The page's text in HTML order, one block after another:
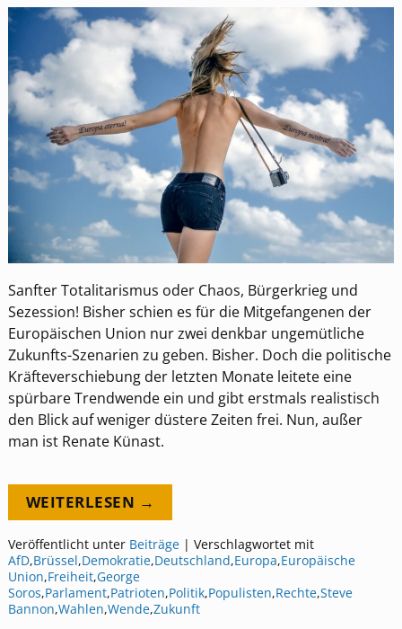
Sanfter Totalitarismus oder Chaos, Bürgerkrieg und
Sezession! Bisher schien es für die Mitgefangenen der
Europäischen Union nur zwei denkbar ungemütliche
Zukunfts-Szenarien zu geben. Bisher. Doch die politische
Kräfteverschiebung der letzten Monate leitete eine
spürbare Trendwende ein und gibt erstmals realistisch
den Blick auf weniger düstere Zeiten frei. Nun, außer
man ist Renate Künast.
WEITERLESEN →
Veröffentlicht unter Beiträge| Verschlagwortet mit
AfD,Brüssel,Demokratie,Deutschland,Europa,Europäische
Union,Freiheit,George
Soros,Parlament,Patrioten,Politik,Populisten,Rechte,Steve
Bannon,Wahlen,Wende,Zukunft